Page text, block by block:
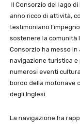
Il Consorzio del lago
anno ricco di attività,
testimoniano
sostenere la comunità
Consorzio ha messo
navigazione turistica e
numerosi eventi
bordo della motonave
degli Inglesi.
La navigazione ha